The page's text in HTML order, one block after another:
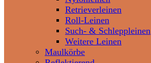
Retrieverleinen
Roll-Leinen
Such- & Schleppleinen
Weitere Leinen
Maulkörbe